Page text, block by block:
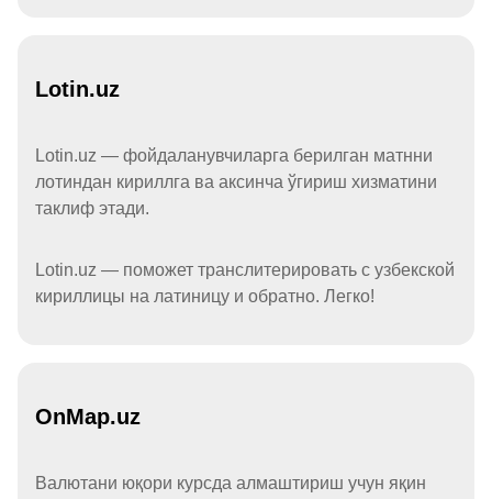
Lotin.uz
Lotin.uz — фойдаланувчиларга берилган матнни
лотиндан кириллга ва аксинча ўгириш хизматини
таклиф этади.
Lotin.uz — поможет транслитерировать с узбекской
кириллицы на латиницу и обратно. Легко!
OnMap.uz
Валютани юқори курсда алмаштириш учун яқин